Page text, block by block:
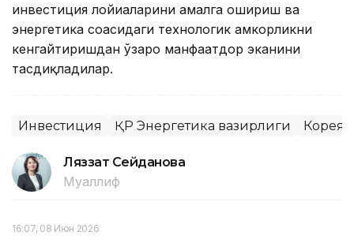
инвестиция лойиҳаларини амалга ошириш ва
энергетика соҳасидаги технологик ҳамкорликни
кенгайтиришдан ўзаро манфаатдор эканини
тасдиқладилар.
Инвестиция ҚР Энергетика вазирлиги Корея
Ляззат Сейданова
Муаллиф
16:07, 08 Июн 2026